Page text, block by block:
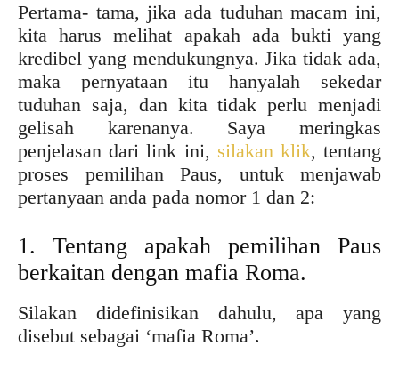
Pertama- tama, jika ada tuduhan macam ini,
kita harus melihat apakah ada bukti yang
kredibel yang mendukungnya. Jika tidak ada,
maka pernyataan itu hanyalah sekedar
tuduhan saja, dan kita tidak perlu menjadi
gelisah karenanya. Saya meringkas
penjelasan dari link ini, silakan klik, tentang
proses pemilihan Paus, untuk menjawab
pertanyaan anda pada nomor 1 dan 2:
1. Tentang apakah pemilihan Paus
berkaitan dengan mafia Roma.
Silakan didefinisikan dahulu, apa yang
disebut sebagai ‘mafia Roma’.